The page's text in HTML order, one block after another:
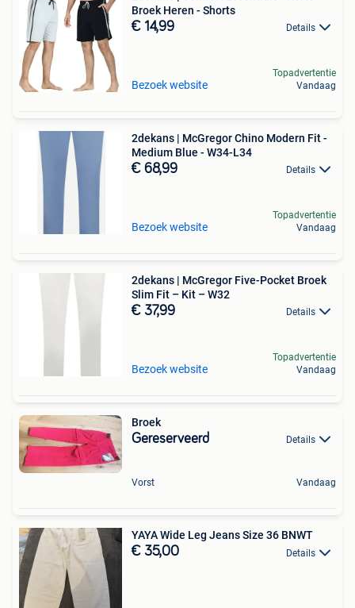
Broek Heren - Shorts
€ 14,99 Details
Bezoek website
Topadvertentie
Vandaag
2dekans | McGregor Chino Modern Fit -
Medium Blue - W34-L34
€ 68,99 Details
Bezoek website
Topadvertentie
Vandaag
2dekans | McGregor Five-Pocket Broek
Slim Fit – Kit – W32
€ 37,99 Details
Bezoek website
Topadvertentie
Vandaag
Broek
Gereserveerd Details
Vorst Vandaag
YAYA Wide Leg Jeans Size 36 BNWT
€ 35,00 Details